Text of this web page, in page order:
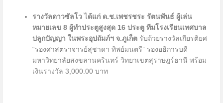
รางวัลดาวซัลโวได้แก่ ด.ช.เพชรชระ รัตนพันธ์ ผู้เล่น
หมายเลข8 ผู้ทำประตูสูงสุด 16 ประตู ทีมโรงเรียนเทศบาล
ปลูกปัญญา ในพระอุปถัมภ์ฯ จ.ภูเก็ต รับถ้วยรางวัลเกียรติยศ
“รองศาสตราจารย์สุชาดา ทิพย์มนตรี” รองอธิการบดี
มหาวิทยาลัยสงขลานครินทร์ วิทยาเขตสุราษฎร์ธานี พร้อม
เงินรางวัล 3,000.00 บาท